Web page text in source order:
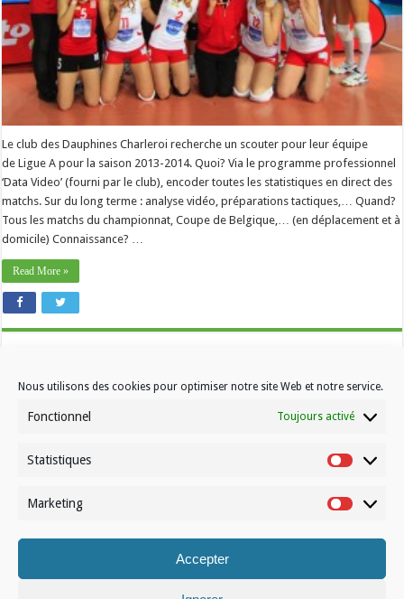
Nous utilisons des cookies pour optimiser notre site Web et notre service.
Fonctionnel Toujours activé
Statistiques
Marketing
Accepter
Le club des Dauphines Charleroi recherche un scouter pour leur équipe
de Ligue A pour la saison 2013-2014. Quoi? Via le programme professionnel
‘Data Video’ (fourni par le club), encoder toutes les statistiques en direct des
matchs. Sur du long terme : analyse vidéo, préparations tactiques,… Quand?
Tous les matchs du championnat, Coupe de Belgique,… (en déplacement et à
domicile) Connaissance? …
Read More »
Contactez-nous
© Volleynews.be2026
Déclaration de confidentialité